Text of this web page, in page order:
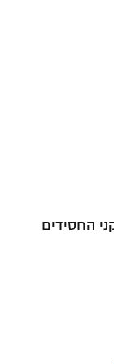
החסידים